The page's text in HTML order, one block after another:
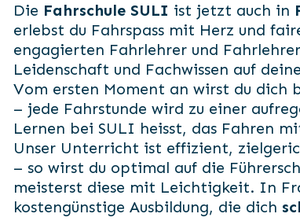
Die Fahrschule SULI ist jetzt auch in
erlebst du Fahrspass mit Herz und
engagierten Fahrlehrer und
Leidenschaft und Fachwissen auf
Vom ersten Moment an wirst du dich
– jede Fahrstunde wird zu einer
Lernen bei SULI heisst, das Fahren
Unser Unterricht ist effizient,
– so wirst du optimal auf die
meisterst diese mit Leichtigkeit. In
kostengünstige Ausbildung, die dich